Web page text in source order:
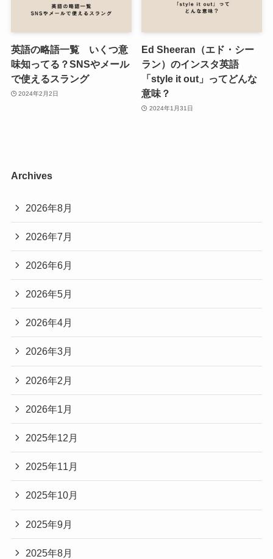
英語の略語一覧 いくつ意
味知ってる？SNSやメール
で使えるスラング
2024年2月2日
Ed Sheeran（エド・シー
ラン）のインスタ英語
「style it out」ってどんな
意味？
2024年1月31日
Archives
2026年8月
2026年7月
2026年6月
2026年5月
2026年4月
2026年3月
2026年2月
2026年1月
2025年12月
2025年11月
2025年10月
2025年9月
2025年8月